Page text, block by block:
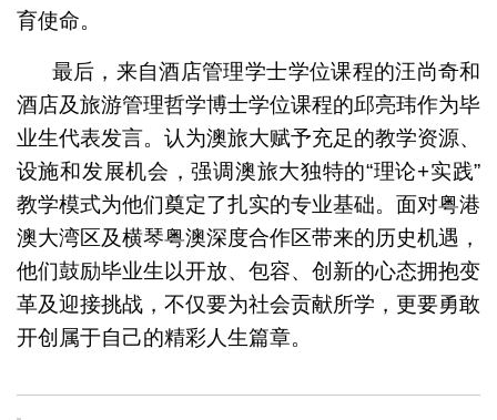
育使命。
最后，来自酒店管理学士学位课程的汪尚奇和
酒店及旅游管理哲学博士学位课程的邱亮玮作为毕
业生代表发言。认为澳旅大赋予充足的教学资源、
设施和发展机会，强调澳旅大独特的“理论+实践”
教学模式为他们奠定了扎实的专业基础。面对粤港
澳大湾区及横琴粤澳深度合作区带来的历史机遇，
他们鼓励毕业生以开放、包容、创新的心态拥抱变
革及迎接挑战，不仅要为社会贡献所学，更要勇敢
开创属于自己的精彩人生篇章。